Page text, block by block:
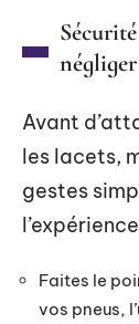
négliger
Avant
les lacets,
gestes
Faites le
vos pneus,